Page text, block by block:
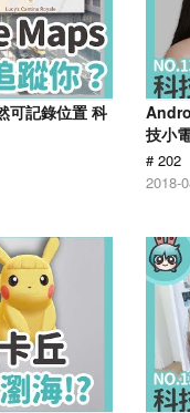
可記錄位置 科
技小
# 202
2018-